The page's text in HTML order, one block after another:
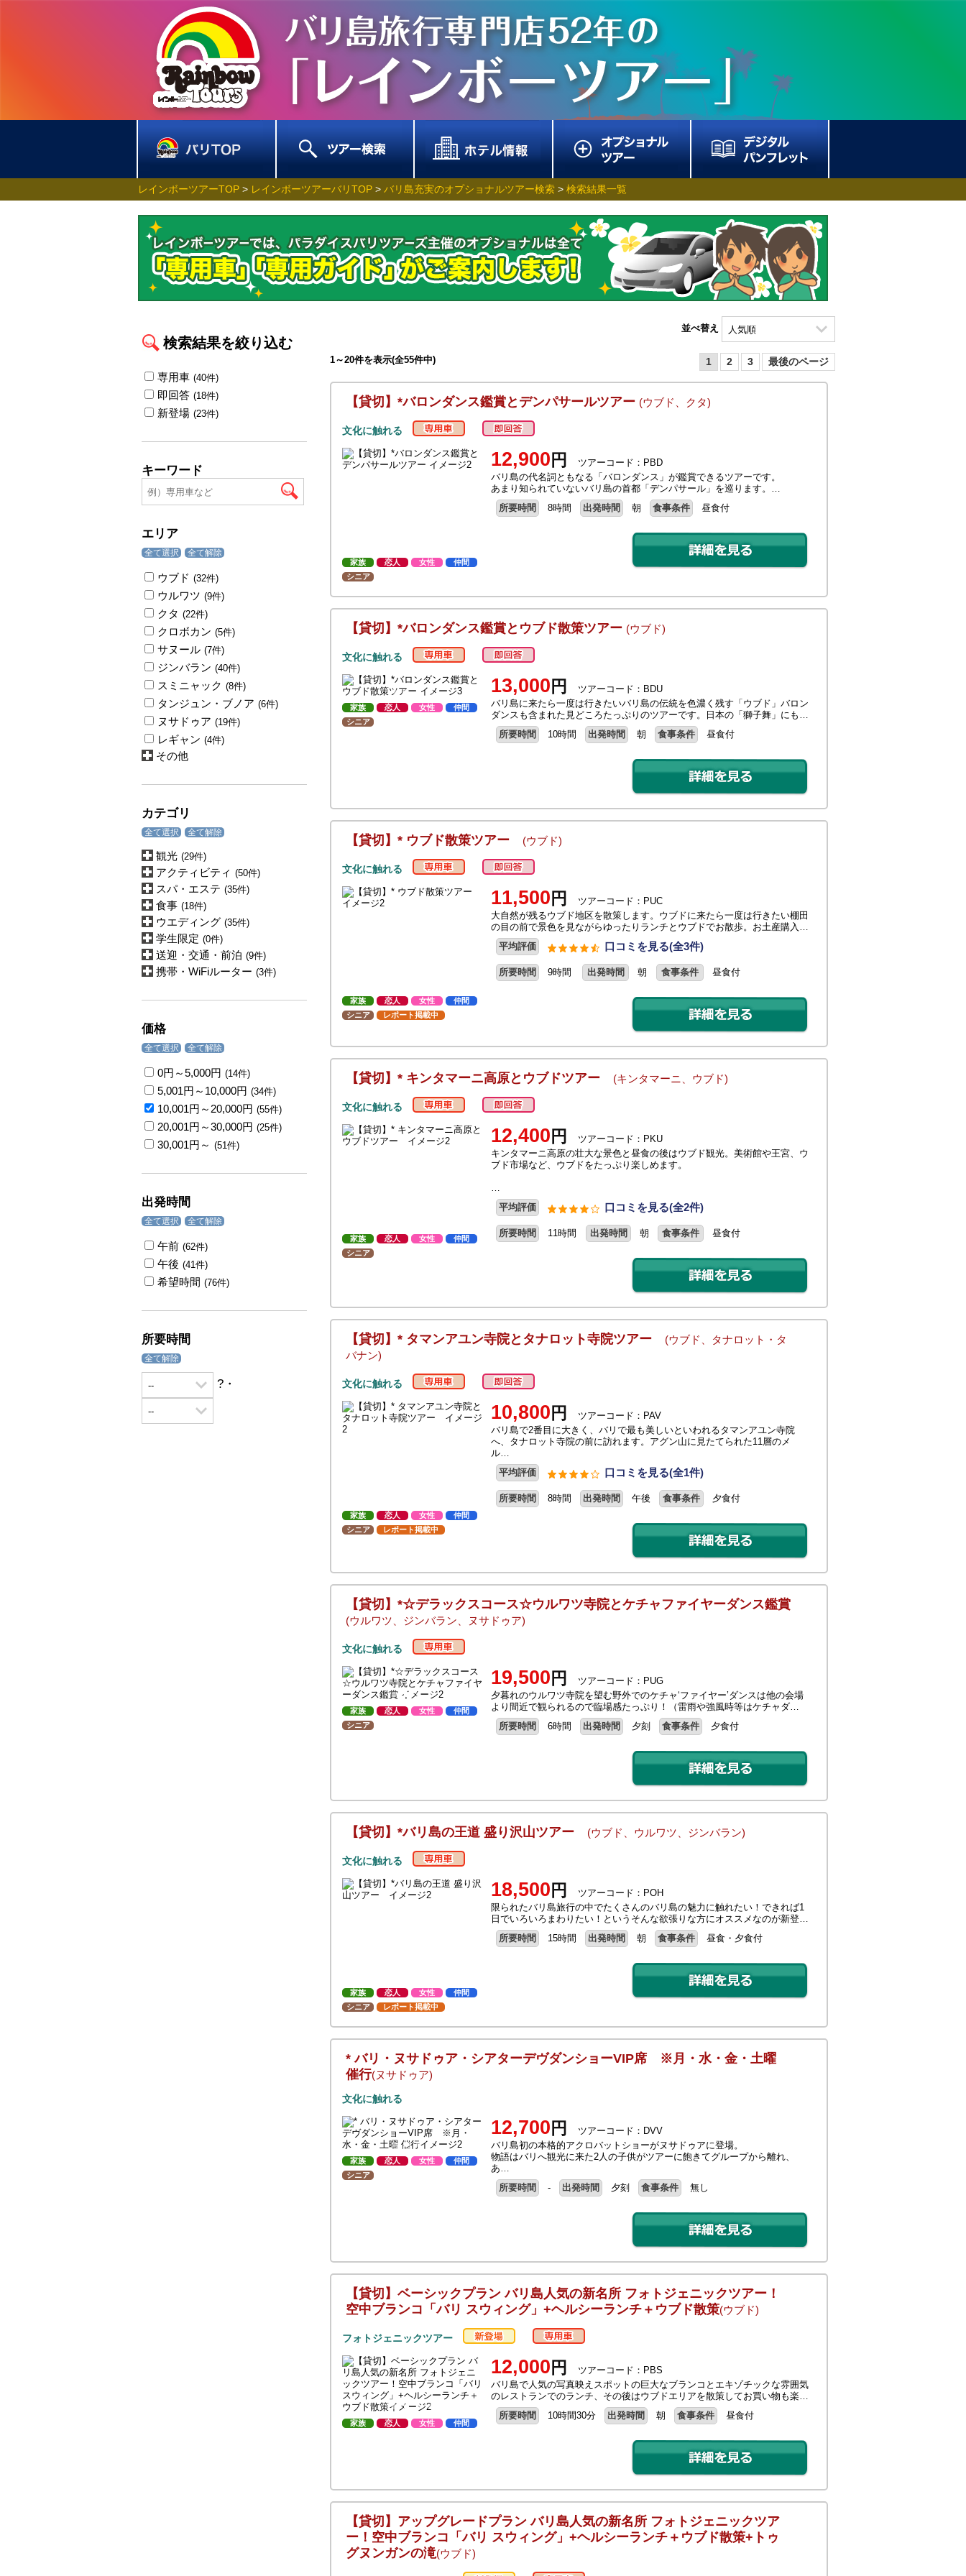
レインボーツアーTOP > レインボーツアーバリTOP > バリ島充実のオプショナルツアー検索 > 検索結果一覧
検索結果を絞り込む
専用車 (40件)
即回答 (18件)
新登場 (23件)
キーワード
エリア
全て選択 全て解除
ウブド (32件)
ウルワツ (9件)
クタ (22件)
クロボカン (5件)
サヌール (7件)
ジンバラン (40件)
スミニャック (8件)
タンジュン・ブノア (6件)
ヌサドゥア (19件)
レギャン (4件)
その他
カテゴリ
全て選択 全て解除
観光 (29件)
アクティビティ (50件)
スパ・エステ (35件)
食事 (18件)
ウエディング (35件)
学生限定 (0件)
送迎・交通・前泊 (9件)
携帯・WiFiルーター (3件)
価格
全て選択 全て解除
0円～5,000円 (14件)
5,001円～10,000円 (34件)
10,001円～20,000円 (55件)
20,001円～30,000円 (25件)
30,001円～ (51件)
出発時間
全て選択 全て解除
午前 (62件)
午後 (41件)
希望時間 (76件)
所要時間
全て解除
?・
並べ替え
1～20件を表示(全55件中) 1 2 3 最後のページ
【貸切】*バロンダンス鑑賞とデンパサールツアー (ウブド、クタ)
文化に触れる
家族 恋人 女性
仲間
シニア
12,900 円
ツアーコード：PBD
バリ島の代名詞ともなる「バロンダンス」が鑑賞できるツアーです。
あまり知られていないバリ島の首都「デンパサール」を巡ります。…
所要時間
8時間 出発時間 朝 食事条件 昼食付
【貸切】*バロンダンス鑑賞とウブド散策ツアー (ウブド)
文化に触れる
家族 恋人 女性
仲間
シニア
13,000 円
ツアーコード：BDU
バリ島に来たら一度は行きたいバリ島の伝統を色濃く残す「ウブド」バロン
ダンスも含まれた見どころたっぷりのツアーです。日本の「獅子舞」にも…
所要時間
10時間 出発時間 朝 食事条件 昼食付
【貸切】* ウブド散策ツアー (ウブド)
文化に触れる
家族 恋人 女性
仲間
シニア
レポート掲載中
11,500 円
ツアーコード：PUC
大自然が残るウブド地区を散策します。ウブドに来たら一度は行きたい棚田
の目の前で景色を見ながらゆったりランチとウブドでお散歩。お土産購入…
平均評価
口コミを見る(全3件)
所要時間 9時間 出発時間 朝 食事条件 昼食付
【貸切】* キンタマーニ高原とウブドツアー (キンタマーニ、ウブド)
文化に触れる
家族 恋人 女性
仲間
シニア
12,400 円
ツアーコード：PKU
キンタマーニ高原の壮大な景色と昼食の後はウブド観光。美術館や王宮、ウ
ブド市場など、ウブドをたっぷり楽しめます。
…
平均評価
口コミを見る(全2件)
所要時間 11時間 出発時間 朝 食事条件 昼食付
【貸切】* タマンアユン寺院とタナロット寺院ツアー
(ウブド、タナロット・タ
バナン)
文化に触れる
家族 恋人 女性
仲間
シニア
レポート掲載中
10,800 円
ツアーコード：PAV
バリ島で2番目に大きく、バリで最も美しいといわれるタマンアユン寺院
へ、タナロット寺院の前に訪れます。アグン山に見たてられた11層のメ
ル…
平均評価
口コミを見る(全1件)
所要時間 8時間 出発時間 午後 食事条件 夕食付
【貸切】*☆デラックスコース☆ウルワツ寺院とケチャファイヤーダンス鑑賞
(ウルワツ、ジンバラン、ヌサドゥア)
文化に触れる
家族 恋人 女性
仲間
シニア
19,500 円
ツアーコード：PUG
夕暮れのウルワツ寺院を望む野外でのケチャ‘ファイヤー’ダンスは他の会場
より間近で観られるので臨場感たっぷり！（雷雨や強風時等はケチャダ…
所要時間
6時間 出発時間 夕刻 食事条件 夕食付
【貸切】*バリ島の王道 盛り沢山ツアー (ウブド、ウルワツ、ジンバラン)
文化に触れる
家族 恋人 女性
仲間
シニア
レポート掲載中
18,500 円
ツアーコード：POH
限られたバリ島旅行の中でたくさんのバリ島の魅力に触れたい！できれば1
日でいろいろまわりたい！というそんな欲張りな方にオススメなのが新登…
所要時間
15時間 出発時間 朝 食事条件 昼食・夕食付
* バリ・ヌサドゥア・シアターデヴダンショーVIP席 ※月・水・金・土曜
催行(ヌサドゥア)
文化に触れる
家族 恋人 女性
仲間
シニア
12,700 円
ツアーコード：DVV
バリ島初の本格的アクロバットショーがヌサドゥアに登場。
物語はバリへ観光に来た2人の子供がツアーに飽きてグループから離れ、
あ…
所要時間
- 出発時間 夕刻 食事条件 無し
【貸切】ベーシックプラン バリ島人気の新名所 フォトジェニックツアー！
空中ブランコ「バリ スウィング」+ヘルシーランチ＋ウブド散策(ウブド)
フォトジェニックツアー
家族 恋人 女性 仲間
12,000 円
ツアーコード：PBS
バリ島で人気の写真映えスポットの巨大なブランコとエキゾチックな雰囲気
のレストランでのランチ、その後はウブドエリアを散策してお買い物も楽…
所要時間
10時間30分 出発時間 朝 食事条件 昼食付
【貸切】アップグレードプラン バリ島人気の新名所 フォトジェニックツア
ー！空中ブランコ「バリ スウィング」+ヘルシーランチ＋ウブド散策+トゥ
グヌンガンの滝(ウブド)